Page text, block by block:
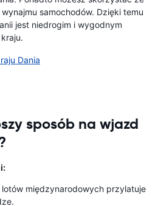
samochodów. Dzięki temu
jest niedrogim i wygodnym
Dania
sposób na wjazd
lotów międzynarodowych przylatuje